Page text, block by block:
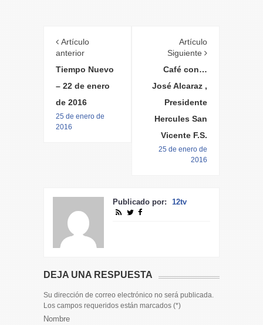
Artículo
anterior
Tiempo Nuevo
– 22 de enero
de 2016
25 de enero de
2016
Artículo
Siguiente
Café con…
José Alcaraz ,
Presidente
Hercules San
Vicente F.S.
25 de enero de
2016
Publicado por: 12tv
DEJA UNA RESPUESTA
Su dirección de correo electrónico no será publicada.
Los campos requeridos están marcados (*)
Nombre